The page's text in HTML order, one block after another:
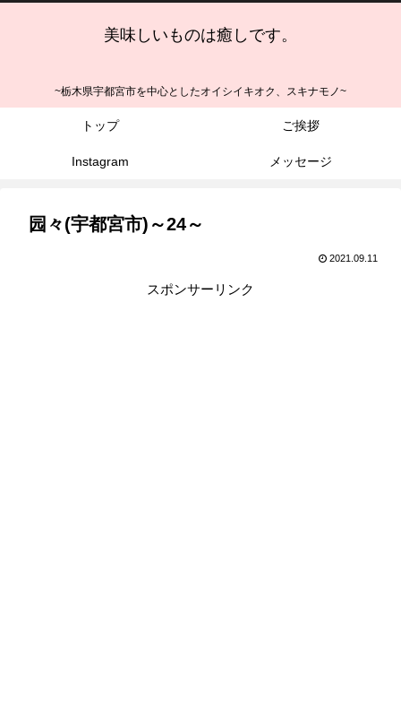
美味しいものは癒しです。
~栃木県宇都宮市を中心としたオイシイキオク、スキナモノ~
トップ ご挨拶
Instagram メッセージ
园々(宇都宮市)～24～
2021.09.11
スポンサーリンク